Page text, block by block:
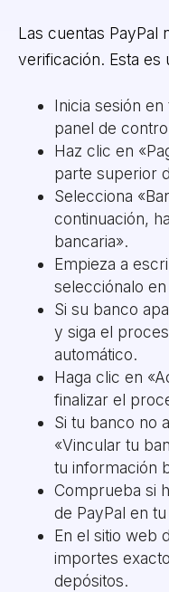
Las cuentas PayPal
verificación. Esta es
Inicia sesión
panel de
Haz clic en
parte superior
Selecciona
continuación,
bancaria».
Empieza a
selecciónalo
Si su banco
y siga el
automático.
Haga clic en
finalizar el
Si tu banco no
«Vincular tu
tu información
Comprueba si
de PayPal en
En el sitio web
importes
depósitos.